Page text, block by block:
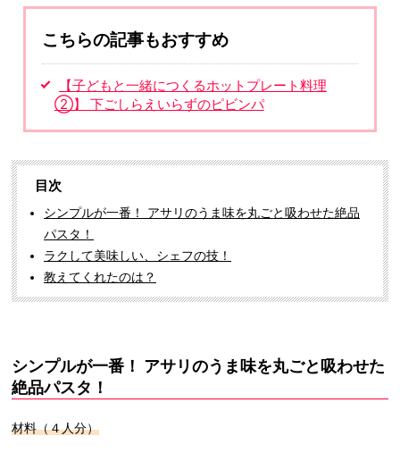
こちらの記事もおすすめ
【子どもと一緒につくるホットプレート料理
②】 下ごしらえいらずのピビンパ
目次
シンプルが一番！ アサリのうま味を丸ごと吸わせた絶品
パスタ！
ラクして美味しい、シェフの技！
教えてくれたのは？
シンプルが一番！ アサリのうま味を丸ごと吸わせた
絶品パスタ！
材料（４人分）